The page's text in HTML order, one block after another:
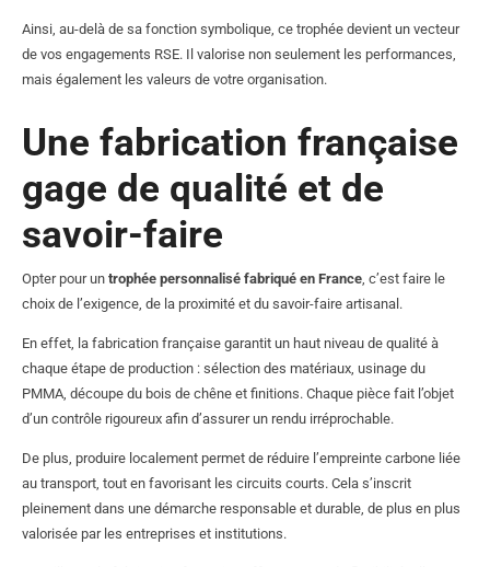
Ainsi, au-delà de sa fonction symbolique, ce trophée devient un vecteur
de vos engagements RSE. Il valorise non seulement les performances,
mais également les valeurs de votre organisation.
Une fabrication française
gage de qualité et de
savoir-faire
Opter pour un trophée personnalisé fabriqué en France, c’est faire le
choix de l’exigence, de la proximité et du savoir-faire artisanal.
En effet, la fabrication française garantit un haut niveau de qualité à
chaque étape de production : sélection des matériaux, usinage du
PMMA, découpe du bois de chêne et finitions. Chaque pièce fait l’objet
d’un contrôle rigoureux afin d’assurer un rendu irréprochable.
De plus, produire localement permet de réduire l’empreinte carbone liée
au transport, tout en favorisant les circuits courts. Cela s’inscrit
pleinement dans une démarche responsable et durable, de plus en plus
valorisée par les entreprises et institutions.